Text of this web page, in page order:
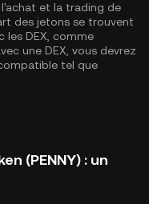
et la trading de
des jetons se trouvent
les DEX, comme
une DEX, vous devrez
tel que
(PENNY) : un